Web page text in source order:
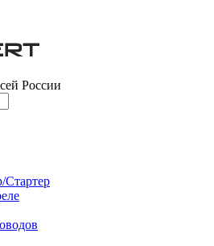
России
Стартер